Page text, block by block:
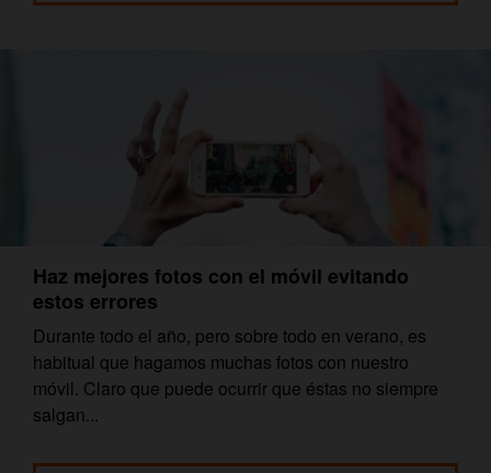
Haz mejores fotos con el móvil evitando
estos errores
Durante todo el año, pero sobre todo en verano, es
habitual que hagamos muchas fotos con nuestro
móvil. Claro que puede ocurrir que éstas no siempre
salgan...